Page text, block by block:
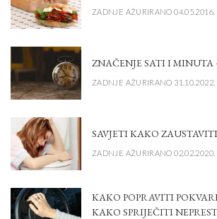
ZADNJE AŽURIRANO 04.05.2016.
ZNAČENJE SATI I MINUTA
ZADNJE AŽURIRANO 31.10.2022.
SAVJETI KAKO
ZADNJE AŽURIRANO 02.02.2020.
KAKO POPRAVITI
KAKO SPRIJEČITI